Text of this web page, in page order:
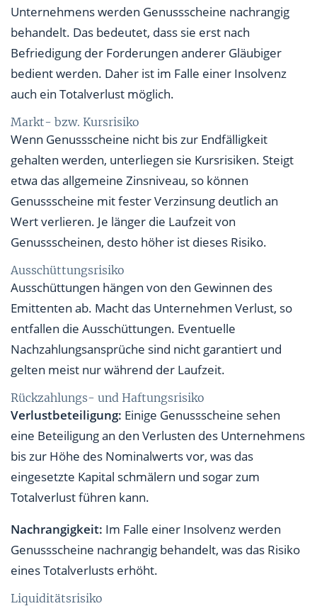
Unternehmens werden Genussscheine nachrangig
behandelt. Das bedeutet, dass sie erst nach
Befriedigung der Forderungen anderer Gläubiger
bedient werden. Daher ist im Falle einer Insolvenz
auch ein Totalverlust möglich.
Markt- bzw. Kursrisiko
Wenn Genussscheine nicht bis zur Endfälligkeit
gehalten werden, unterliegen sie Kursrisiken. Steigt
etwa das allgemeine Zinsniveau, so können
Genussscheine mit fester Verzinsung deutlich an
Wert verlieren. Je länger die Laufzeit von
Genussscheinen, desto höher ist dieses Risiko.
Ausschüttungsrisiko
Ausschüttungen hängen von den Gewinnen des
Emittenten ab. Macht das Unternehmen Verlust, so
entfallen die Ausschüttungen. Eventuelle
Nachzahlungsansprüche sind nicht garantiert und
gelten meist nur während der Laufzeit.
Rückzahlungs- und Haftungsrisiko
Verlustbeteiligung: Einige Genussscheine sehen
eine Beteiligung an den Verlusten des Unternehmens
bis zur Höhe des Nominalwerts vor, was das
eingesetzte Kapital schmälern und sogar zum
Totalverlust führen kann.
Nachrangigkeit: Im Falle einer Insolvenz werden
Genussscheine nachrangig behandelt, was das Risiko
eines Totalverlusts erhöht.
Liquiditätsrisiko